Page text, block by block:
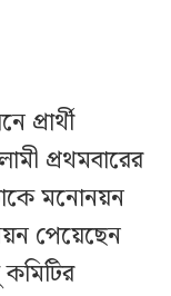
প্রথমবারের
মনোনয়ন
পেয়েছেন